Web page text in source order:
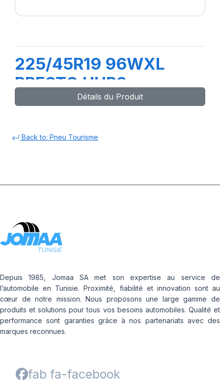
225/45R19 96WXL
PRESTO UHP2
Détails du Produit
Back to: Pneu Tourisme
Depuis 1985, Jomaa SA met son expertise au service de
l’automobile en Tunisie. Proximité, fiabilité et innovation sont au
cœur de notre mission. Nous proposons une large gamme de
produits et solutions pour tous vos besoins automobiles. Qualité et
performance sont garanties grâce à nos partenariats avec des
marques reconnues.
fab fa-facebook